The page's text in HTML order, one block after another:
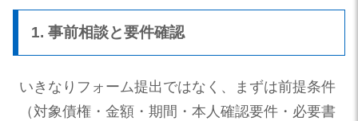
1. 事前相談と要件確認
いきなりフォーム提出ではなく、まずは前提条件
（対象債権・金額・期間・本人確認要件・必要書